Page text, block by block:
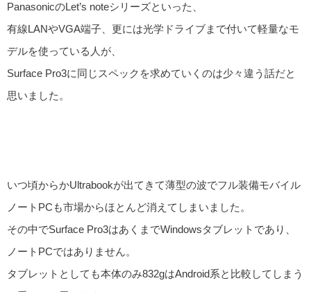
PanasonicのLet’s noteシリーズといった、
有線LANやVGA端子、更には光学ドライブまで付いて軽量なモ
デルを使っている人が、
Surface Pro3に同じスペックを求めていくのは少々違う話だと
思いました。
いつ頃からかUltrabookが出てきて薄型の波でフル装備モバイル
ノートPCも市場からほとんど消えてしまいました。
その中でSurface Pro3はあくまでWindowsタブレットであり、
ノートPCではありません。
タブレットとしても本体のみ832gはAndroid系と比較してしまう